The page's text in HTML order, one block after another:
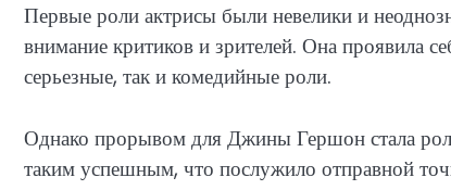
Первые роли актрисы были невелики и
внимание критиков и зрителей. Она проявила
серьезные, так и комедийные роли.
Однако прорывом для Джины Гершон стала
таким успешным, что послужило отправной